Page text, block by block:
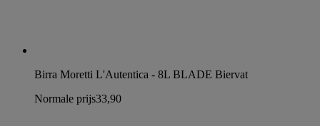
Birra Moretti L'Autentica - 8L BLADE Biervat
Normale prijs33,90